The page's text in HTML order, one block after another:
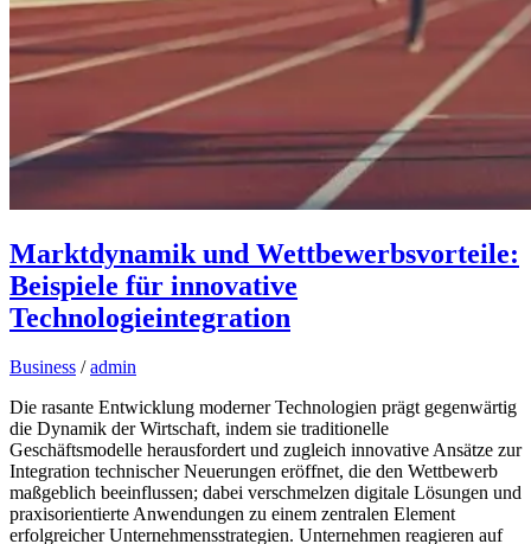
Marktdynamik und Wettbewerbsvorteile:
Beispiele für innovative
Technologieintegration
Business /admin
Die rasante Entwicklung moderner Technologien prägt gegenwärtig
die Dynamik der Wirtschaft, indem sie traditionelle
Geschäftsmodelle herausfordert und zugleich innovative Ansätze zur
Integration technischer Neuerungen eröffnet, die den Wettbewerb
maßgeblich beeinflussen; dabei verschmelzen digitale Lösungen und
praxisorientierte Anwendungen zu einem zentralen Element
erfolgreicher Unternehmensstrategien. Unternehmen reagieren auf